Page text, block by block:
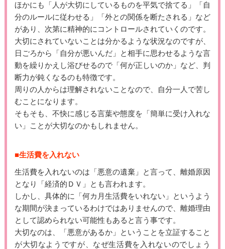
ほかにも「人が大切にしているものを平気で捨てる」「自
分のルールに従わせる」「外との関係を断たされる」など
があり、次第に精神的にコントロールされていくのです。
大切にされていないことは分かるような状況なのですが、
日ごろから「自分が悪いんだ」と相手に思わせるような言
動を繰りかえし浴びせるので「何が正しいのか」など、判
断力が鈍くなるのも特徴です。
周りの人からは理解されないことなので、自分一人で苦し
むことになります。
そもそも、不快に感じる言葉や態度を「簡単に受け入れな
い」ことが大切なのかもしれません。
■生活費を入れない
生活費を入れないのは「悪意の遺棄」と言って、離婚原因
となり「経済的ＤＶ」とも言われます。
しかし、具体的に「何カ月生活費をいれない」というよう
な期間が決まっているわけではありませんので、離婚理由
として認められない可能性もあると言う事です。
大切なのは、「悪意があるか」ということを立証すること
が大切なようですが、なぜ生活費を入れないのでしょう